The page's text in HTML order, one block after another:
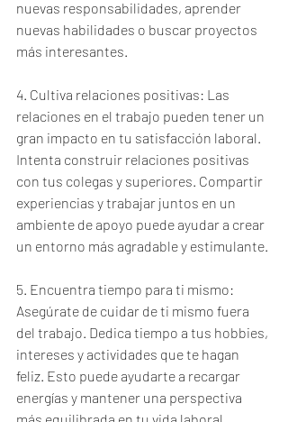
nuevas responsabilidades, aprender
nuevas habilidades o buscar proyectos
más interesantes.
4. Cultiva relaciones positivas: Las
relaciones en el trabajo pueden tener un
gran impacto en tu satisfacción laboral.
Intenta construir relaciones positivas
con tus colegas y superiores. Compartir
experiencias y trabajar juntos en un
ambiente de apoyo puede ayudar a crear
un entorno más agradable y estimulante.
5. Encuentra tiempo para ti mismo:
Asegúrate de cuidar de ti mismo fuera
del trabajo. Dedica tiempo a tus hobbies,
intereses y actividades que te hagan
feliz. Esto puede ayudarte a recargar
energías y mantener una perspectiva